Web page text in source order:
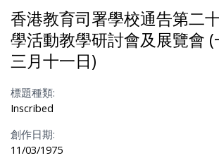
香港教育司署學校通告第二
學活動教學研討會及展覽會
三月十一日)
標題種類:
Inscribed
創作日期:
11/03/1975